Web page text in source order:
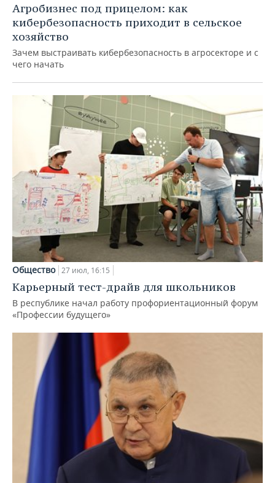
Агробизнес под прицелом: как
кибербезопасность приходит в сельское
хозяйство
Зачем выстраивать кибербезопасность в агросекторе и с
чего начать
Общество 27 июл, 16:15
Карьерный тест-драйв для школьников
В республике начал работу профориентационный форум
«Профессии будущего»